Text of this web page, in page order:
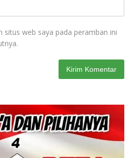
situs web saya pada peramban ini